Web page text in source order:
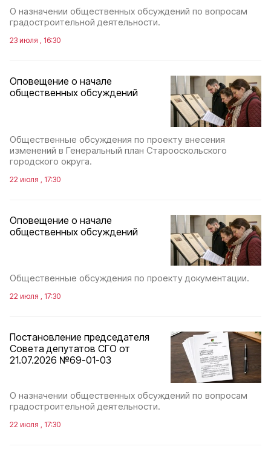
О назначении общественных обсуждений по вопросам
градостроительной деятельности.
23 июля , 16:30
Оповещение о начале
общественных обсуждений
Общественные обсуждения по проекту внесения
изменений в Генеральный план Старооскольского
городского округа.
22 июля , 17:30
Оповещение о начале
общественных обсуждений
Общественные обсуждения по проекту документации.
22 июля , 17:30
Постановление председателя
Совета депутатов СГО от
21.07.2026 №69-01-03
О назначении общественных обсуждений по вопросам
градостроительной деятельности.
22 июля , 17:30